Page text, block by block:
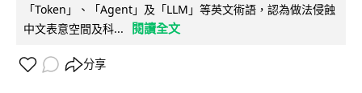
「Token」、「Agent」及「LLM」等英文術語，認為做法侵蝕
中文表意空間及科...
閱讀全文
分享